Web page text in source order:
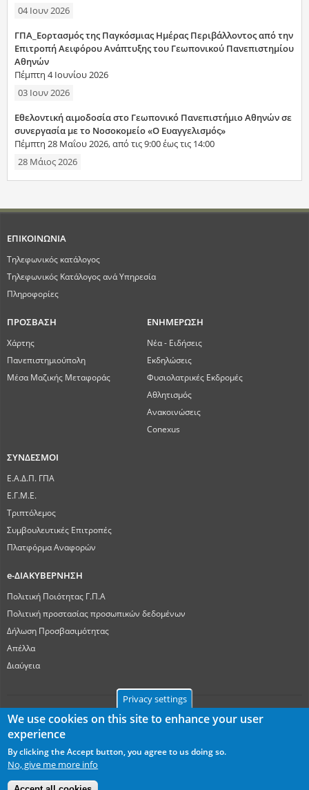
04 Ιουν 2026
ΓΠΑ_Εορτασμός της Παγκόσμιας Ημέρας Περιβάλλοντος από την
Επιτροπή Αειφόρου Ανάπτυξης του Γεωπονικού Πανεπιστημίου
Αθηνών
Πέμπτη 4 Ιουνίου 2026
03 Ιουν 2026
Εθελοντική αιμοδοσία στο Γεωπονικό Πανεπιστήμιο Αθηνών σε
συνεργασία με το Νοσοκομείο «Ο Ευαγγελισμός»
Πέμπτη 28 Μαΐου 2026, από τις 9:00 έως τις 14:00
28 Μάιος 2026
ΕΠΙΚΟΙΝΩΝΙΑ
Τηλεφωνικός κατάλογος
Τηλεφωνικός Κατάλογος ανά Υπηρεσία
Πληροφορίες
ΠΡΟΣΒΑΣΗ
Χάρτης
Πανεπιστημιούπολη
Μέσα Μαζικής Μεταφοράς
ΕΝΗΜΕΡΩΣΗ
Νέα - Ειδήσεις
Εκδηλώσεις
Φυσιολατρικές Εκδρομές
Αθλητισμός
Ανακοινώσεις
Conexus
ΣΥΝΔΕΣΜΟΙ
Ε.Α.Δ.Π. ΓΠΑ
Ε.Γ.Μ.Ε.
Τριπτόλεμος
Συμβουλευτικές Επιτροπές
Πλατφόρμα Αναφορών
e-ΔΙΑΚΥΒΕΡΝΗΣΗ
Πολιτική Ποιότητας Γ.Π.Α
Πολιτική προστασίας προσωπικών δεδομένων
Δήλωση Προσβασιμότητας
Απέλλα
Διαύγεια
userway
Privacy settings
We use cookies on this site to enhance your user
experience
By clicking the Accept button, you agree to us doing so.
No, give me more info